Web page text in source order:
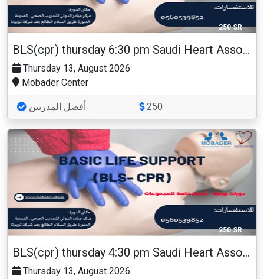
250 SR
BLS(cpr) thursday 6:30 pm Saudi Heart Association
Thursday 13, August 2026
Mobader Center
أفضل المدربين 250
250 SR
BLS(cpr) thursday 4:30 pm Saudi Heart Association
Thursday 13, August 2026